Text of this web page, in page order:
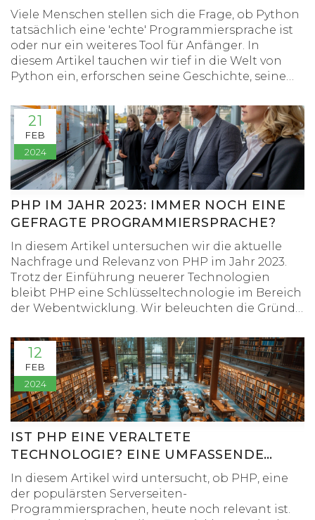
EINBLICK
Viele Menschen stellen sich die Frage, ob Python
tatsächlich eine 'echte' Programmiersprache ist
oder nur ein weiteres Tool für Anfänger. In
diesem Artikel tauchen wir tief in die Welt von
Python ein, erforschen seine Geschichte, seine
und warum es bei Programmierern aller
Erfahrungsstufen beliebt ist. Wir nehmen die
Leser mit auf eine Reise durch die vielseitige
Landschaft von Python, von Webentwicklung bis
hin zu künstlicher Intelligenz, und zeigen auf, wie
Python die Softwareentwicklung weltweit prägt.
21
FEB
2024
PHP IM JAHR 2023: IMMER NOCH EINE
GEFRAGTE PROGRAMMIERSPRACHE?
In diesem Artikel untersuchen wir die aktuelle
Nachfrage und Relevanz von PHP im Jahr 2023.
Trotz der Einführung neuerer Technologien
bleibt PHP eine Schlüsseltechnologie im Bereich
der Webentwicklung. Wir beleuchten die Gründe
Situation auf dem Arbeitsmarkt und geben Tipps,
wie Entwickler ihre PHP-Fähigkeiten verbessern
können.
12
FEB
2024
IST PHP EINE VERALTETE
TECHNOLOGIE? EINE UMFASSENDE
ANALYSE
In diesem Artikel wird untersucht, ob PHP, eine
der populärsten Serverseiten-
Programmiersprachen, heute noch relevant ist.